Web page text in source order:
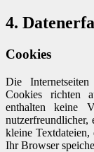
4.
Cookies
Die
Cookies richten
enthalten keine
nutzerfreundlicher,
kleine
Ihr Browser